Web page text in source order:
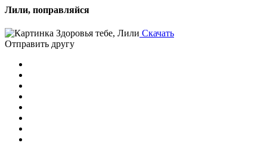
Лили, поправляйся
Скачать
Отправить другу